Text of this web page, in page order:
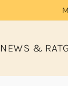
NEWS &